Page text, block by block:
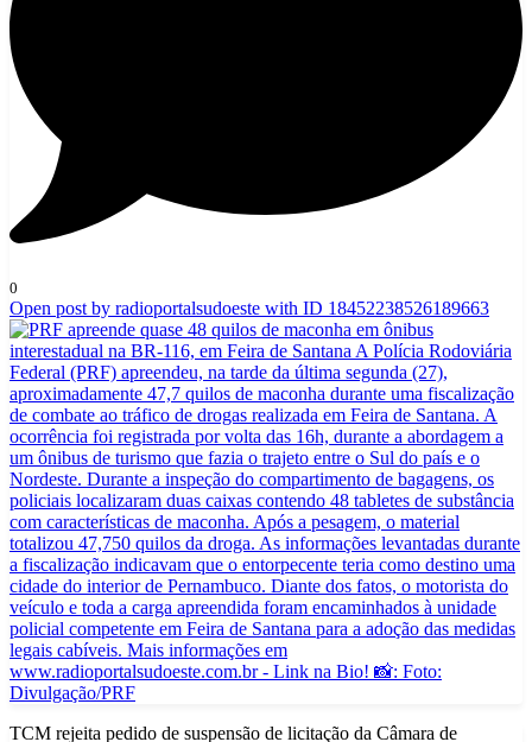
0
Open post by radioportalsudoeste with ID 18452238526189663
TCM rejeita pedido de suspensão de licitação da Câmara de